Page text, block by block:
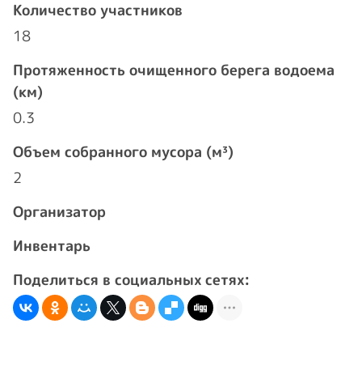
Количество участников
18
Протяженность очищенного берега водоема
(км)
0.3
Объем собранного мусора (м³)
2
Организатор
Инвентарь
Поделиться в социальных сетях: